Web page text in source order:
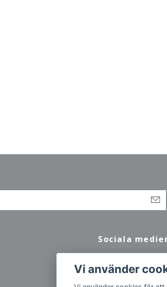
Sociala
Vi använder